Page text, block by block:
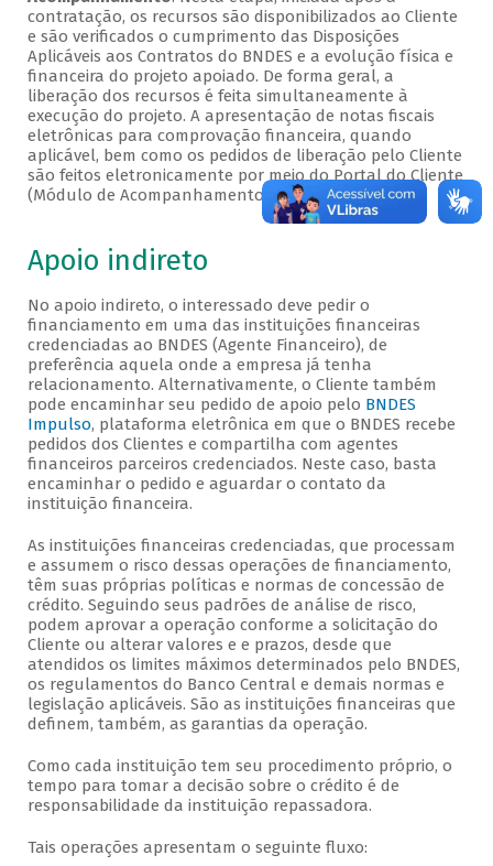
contratação, os recursos são disponibilizados ao Cliente
e são verificados o cumprimento das Disposições
Aplicáveis aos Contratos do BNDES e a evolução física e
financeira do projeto apoiado. De forma geral, a
liberação dos recursos é feita simultaneamente à
execução do projeto. A apresentação de notas fiscais
eletrônicas para comprovação financeira, quando
aplicável, bem como os pedidos de liberação pelo Cliente
são feitos eletronicamente por meio do Portal do Cliente
(Módulo de Acompanhamento).
Apoio indireto
No apoio indireto, o interessado deve pedir o
financiamento em uma das instituições financeiras
credenciadas ao BNDES (Agente Financeiro), de
preferência aquela onde a empresa já tenha
relacionamento. Alternativamente, o Cliente também
pode encaminhar seu pedido de apoio pelo BNDES
Impulso, plataforma eletrônica em que o BNDES recebe
pedidos dos Clientes e compartilha com agentes
financeiros parceiros credenciados. Neste caso, basta
encaminhar o pedido e aguardar o contato da
instituição financeira.
As instituições financeiras credenciadas, que processam
e assumem o risco dessas operações de financiamento,
têm suas próprias políticas e normas de concessão de
crédito. Seguindo seus padrões de análise de risco,
podem aprovar a operação conforme a solicitação do
Cliente ou alterar valores e e prazos, desde que
atendidos os limites máximos determinados pelo BNDES,
os regulamentos do Banco Central e demais normas e
legislação aplicáveis. São as instituições financeiras que
definem, também, as garantias da operação.
Como cada instituição tem seu procedimento próprio, o
tempo para tomar a decisão sobre o crédito é de
responsabilidade da instituição repassadora.
Tais operações apresentam o seguinte fluxo: